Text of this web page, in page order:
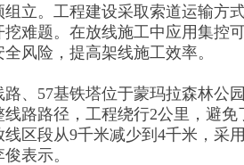
组立。工程建设采取索道运输方
难题。在放线施工中应用集控
风险，提高架线施工效率。
路、57基铁塔位于蒙玛拉森林
线路路径，工程绕行2公里，避
线区段从9千米减少到4千米，采
表示。